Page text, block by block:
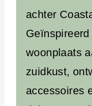
achter
woonplaats
zuidkust,
accessoires